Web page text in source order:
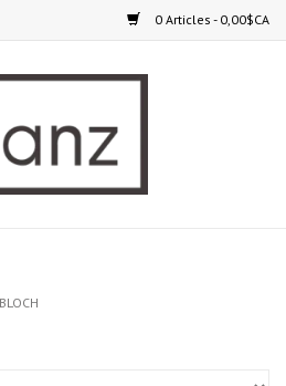
0 Articles - 0,00$CA
BLOCH